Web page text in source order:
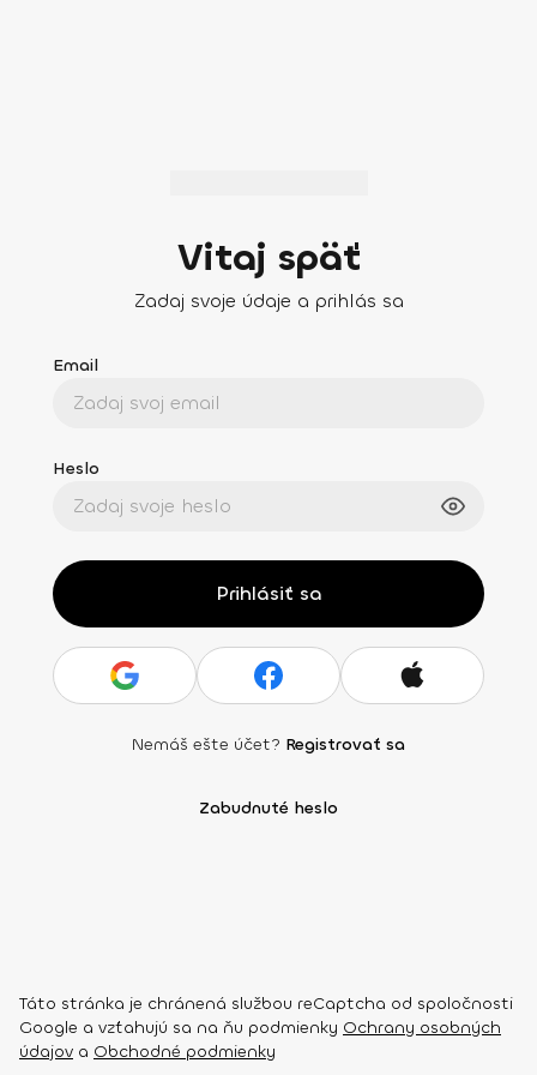
Vitaj späť
Zadaj svoje údaje a prihlás sa
Email
Heslo
Prihlásiť sa
Nemáš ešte účet? Registrovať sa
Zabudnuté heslo
Táto stránka je chránená službou reCaptcha od spoločnosti
Google a vzťahujú sa na ňu podmienky Ochrany osobných
údajov a Obchodné podmienky